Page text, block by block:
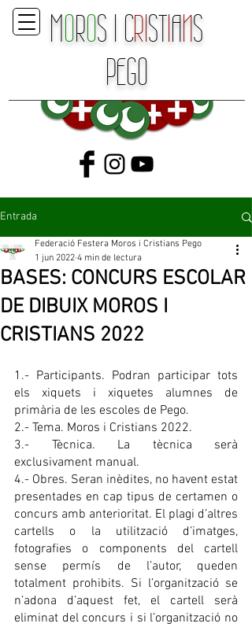
MOROS I CRISTIANS
PEGO
Entrada
BASES: CONCURS ESCOLAR
DE DIBUIX MOROS I
CRISTIANS 2022
Federació Festera Moros i Cristians Pego
1 jun 2022 4 min de lectura
1.- Participants. Podran participar tots
els xiquets i xiquetes alumnes de
primària de les escoles de Pego.
2.- Tema. Moros i Cristians 2022.
3.- Tècnica. La tècnica serà
exclusivament manual.
4.- Obres. Seran inèdites, no havent estat
presentades en cap tipus de certamen o
concurs amb anterioritat. El plagi d’altres
cartells o la utilització d’imatges,
fotografies o components del cartell
sense permís de l’autor, queden
totalment prohibits. Si l’organització se
n’adona d’aquest fet, el cartell serà
eliminat del concurs i si l’organització no